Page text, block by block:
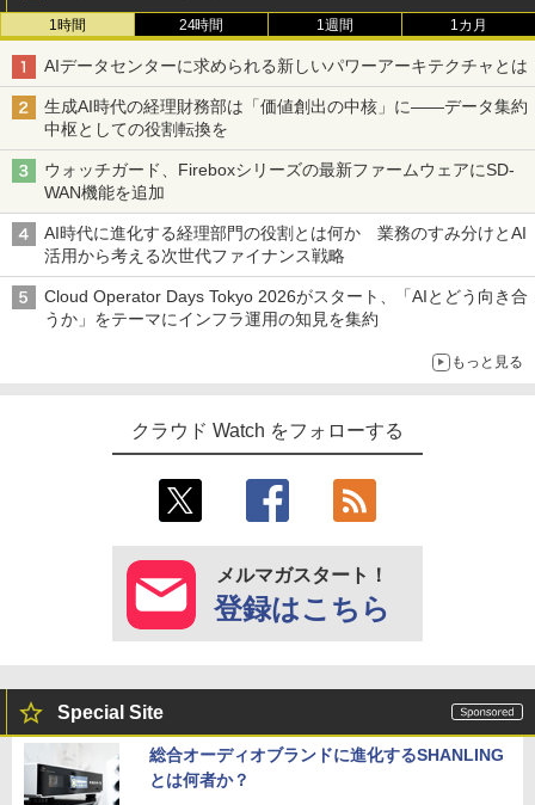
1時間 24時間 1週間 1カ月
AIデータセンターに求められる新しいパワーアーキテクチャとは
生成AI時代の経理財務部は「価値創出の中核」に――データ集約
中枢としての役割転換を
ウォッチガード、Fireboxシリーズの最新ファームウェアにSD-
WAN機能を追加
AI時代に進化する経理部門の役割とは何か 業務のすみ分けとAI
活用から考える次世代ファイナンス戦略
Cloud Operator Days Tokyo 2026がスタート、「AIとどう向き合
うか」をテーマにインフラ運用の知見を集約
もっと見る
クラウド Watch をフォローする
メルマガスタート！
登録はこちら
Special Site
総合オーディオブランドに進化するSHANLING
とは何者か？